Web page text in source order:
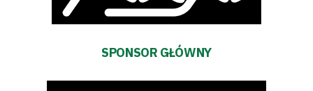
Fundacja
Sklep
SPONSOR GŁÓWNY